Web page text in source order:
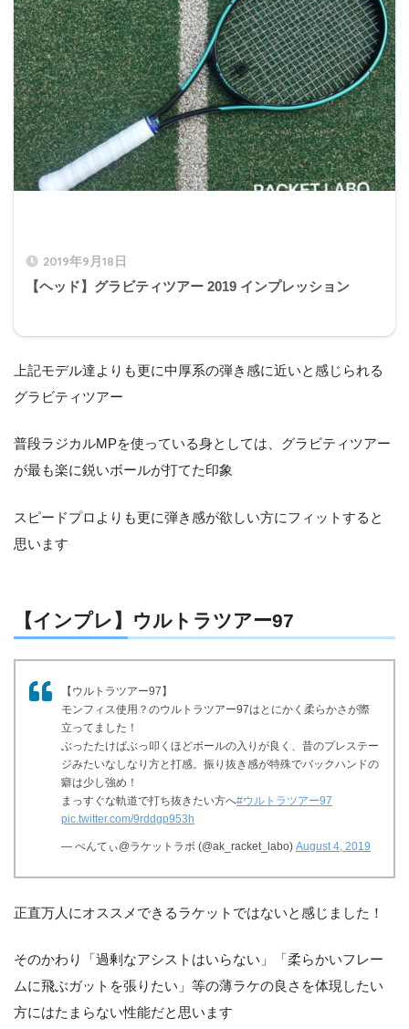
2019年9月18日
【ヘッド】グラビティツアー 2019 インプレッション
上記モデル達よりも更に中厚系の弾き感に近いと感じられる
グラビティツアー
普段ラジカルMPを使っている身としては、グラビティツアー
が最も楽に鋭いボールが打てた印象
スピードプロよりも更に弾き感が欲しい方にフィットすると
思います
【インプレ】ウルトラツアー97
【ウルトラツアー97】
モンフィス使用？のウルトラツアー97はとにかく柔らかさが際
立ってました！
ぶったたけばぶっ叩くほどボールの入りが良く、昔のプレステー
ジみたいなしなり方と打感。振り抜き感が特殊でバックハンドの
癖は少し強め！
まっすぐな軌道で打ち抜きたい方へ#ウルトラツアー97
pic.twitter.com/9rddgp953h
— ぺんてぃ@ラケットラボ (@ak_racket_labo) August 4, 2019
正直万人にオススメできるラケットではないと感じました！
そのかわり「過剰なアシストはいらない」「柔らかいフレー
ムに飛ぶガットを張りたい」等の薄ラケの良さを体現したい
方にはたまらない性能だと思います